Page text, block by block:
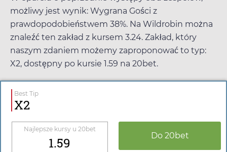
możliwy jest wynik: Wygrana Gości z
prawdopodobieństwem 38%. Na Wildrobin można
znaleźć ten zakład z kursem 3.24. Zakład, który
naszym zdaniem możemy zaproponować to typ:
X2, dostępny po kursie 1.59 na 20bet.
Best Tip
X2
Najlepsze kursy u 20bet
1.59 Do 20bet